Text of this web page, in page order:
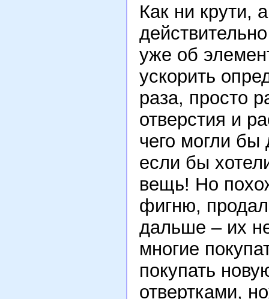
Как ни крути,
уже об
ускорить
раза, просто
отверстия и
чего могли бы
если бы
вещь! Но
фигню,
дальше – их
многие
покупать
отвертками,